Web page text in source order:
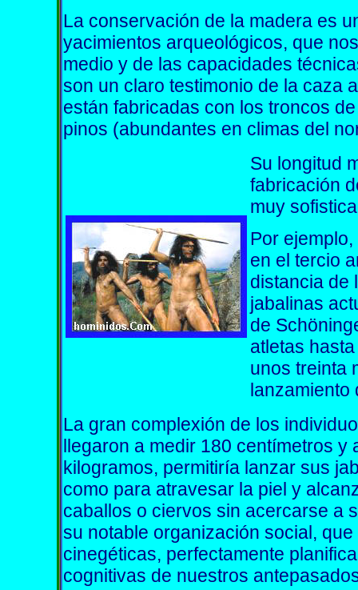
La conservación de la madera es
yacimientos arqueológicos, que
medio y de las capacidades
son un claro testimonio de la caza
están fabricadas con los troncos
pinos (abundantes en climas del
Su longitud
fabricación
muy
Por
en el tercio
distancia de
jabalinas
de
atletas
unos treinta
lanzamiento
La gran complexión de los
llegaron a medir 180 centímetros
kilogramos, permitiría lanzar sus
como para atravesar la piel y
caballos o ciervos sin acercarse a
su notable organización social,
cinegéticas, perfectamente
cognitivas de nuestros